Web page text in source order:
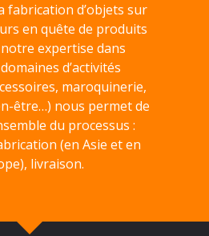
fabrication d’objets sur
en quête de produits
expertise dans
d’activités
maroquinerie,
être…) nous permet de
du processus :
(en Asie et en
livraison.